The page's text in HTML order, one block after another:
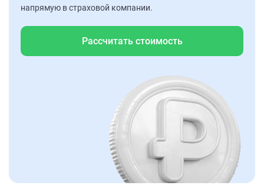
напрямую в страховой компании.
Рассчитать стоимость